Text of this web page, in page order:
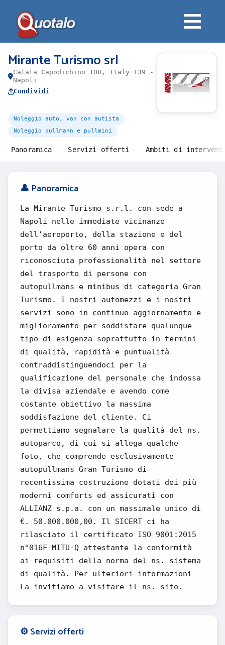
Mirante Turismo srl
Calata Capodichino 108, Italy +39 -
Napoli
Condividi
Noleggio auto, van con autista
Noleggio pullmann e pullmini
Panoramica Servizi offerti Ambiti di
👤 Panoramica
La Mirante Turismo s.r.l. con sede a
Napoli nelle immediate vicinanze
dell'aeroporto, della stazione e del
porto da oltre 60 anni opera con
riconosciuta professionalità nel settore
del trasporto di persone con
autopullmans e minibus di categoria Gran
Turismo. I nostri automezzi e i nostri
servizi sono in continuo aggiornamento e
miglioramento per soddisfare qualunque
tipo di esigenza soprattutto in termini
di qualità, rapidità e puntualità
contraddistinguendoci per la
qualificazione del personale che indossa
la divisa aziendale e avendo come
costante obiettivo la massima
soddisfazione del cliente. Ci
permettiamo segnalare la qualità del ns.
autoparco, di cui si allega qualche
foto, che comprende esclusivamente
autopullmans Gran Turismo di
recentissima costruzione dotati dei più
moderni comforts ed assicurati con
ALLIANZ s.p.a. con un massimale unico di
€. 50.000.000,00. Il SICERT ci ha
rilasciato il certificato ISO 9001:2015
n°016F-MITU-Q attestante la conformità
ai requisiti della norma del ns. sistema
di qualità. Per ulteriori informazioni
La invitiamo a visitare il ns. sito.
⚙️ Servizi offerti